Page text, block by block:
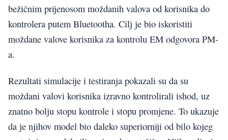
bežičnim prijenosom moždanih valova od korisnika do
kontrolera putem Bluetootha. Cilj je bio iskoristiti
moždane valove korisnika za kontrolu EM odgovora PM-
a.
Rezultati simulacije i testiranja pokazali su da su
moždani valovi korisnika izravno kontrolirali ishod, uz
znatno bolju stopu kontrole i stopu promjene. To ukazuje
da je njihov model bio daleko superiorniji od bilo kojeg